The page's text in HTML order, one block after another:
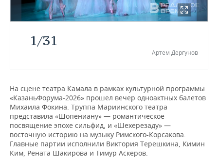
НЕФТЕХИМИЯ
ЭНЕРГЕТИКА
РОЗНИЧНАЯ ТОРГОВЛЯ
ТРАНСПОРТ
НОВОСТИ ТЕХНОЛОГИЙ
ТЕЛЕКОММУНИКАЦИИ
МЕРОПРИЯТИЯ
НОВОСТИ МЕРОПРИЯТИЙ
БИЗНЕС-БРАНЧИ
ONLINE-КОНФЕРЕНЦИИ
ОТКРЫТАЯ ЛЕКЦИЯ
СПОРТ
ФУТБОЛ
ХОККЕЙ
БАСКЕТБОЛ
ВОЛЕЙБОЛ
НОВОСТИ ОБЩЕСТВА
ВЛАСТЬ
ИНФРАСТРУКТУРА
ИСТОРИЯ
ФОТОГАЛЕРЕЯ
СЮЖЕТЫ
СПРАВОЧНИК
СПИСОК ПЕРСОН
ПОЛНАЯ ВЕРСИЯ
1/31
Артем Дергунов
На сцене театра Камала в рамках культурной программы
«КазаньФорума-2026» прошел вечер одноактных балетов
Михаила Фокина. Труппа Мариинского театра
представила «Шопениану» — романтическое
посвящение эпохе сильфид, и «Шехерезаду» —
восточную историю на музыку Римского-Корсакова.
Главные партии исполнили Виктория Терешкина, Кимин
Ким, Рената Шакирова и Тимур Аскеров.